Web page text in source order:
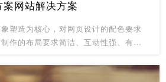
网站解决方案
塑造为核心，对网页设计的配色要求
作的布局要求简洁、互动性强、有感
技术应用；